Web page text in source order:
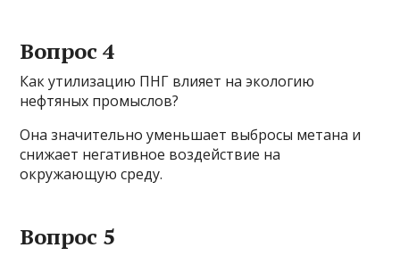
Вопрос 4
Как утилизацию ПНГ влияет на экологию
нефтяных промыслов?
Она значительно уменьшает выбросы метана и
снижает негативное воздействие на
окружающую среду.
Вопрос 5